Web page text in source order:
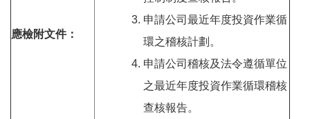
應檢附文件：
申請公司最近年度投資作業循
環之稽核計劃。
申請公司稽核及法令遵循單位
之最近年度投資作業循環稽核
查核報告。